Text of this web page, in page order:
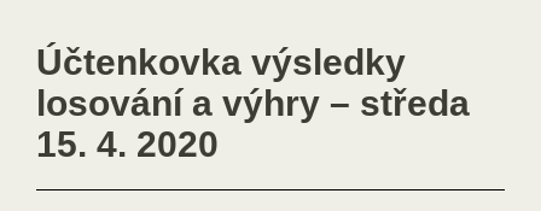
Účtenkovka výsledky
losování a výhry – středa
15. 4. 2020